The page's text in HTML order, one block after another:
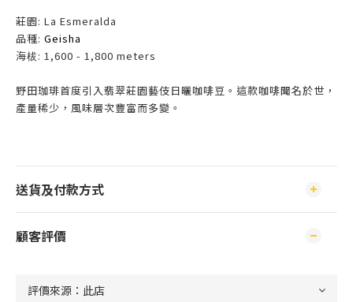
莊園: La Esmeralda
品種: Geisha
海柭: 1,600 - 1,800 meters
野田珈琲首度引入翡翠莊園藝伎日曬咖啡豆。這款咖啡聞名於世，
產量稀少，風味層次豐富而多變。
送貨及付款方式
顧客評價